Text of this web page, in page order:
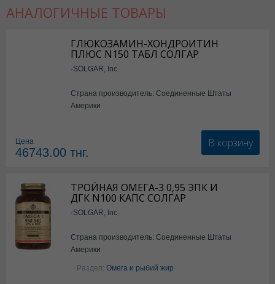
АНАЛОГИЧНЫЕ ТОВАРЫ
ГЛЮКОЗАМИН-ХОНДРОИТИН
ПЛЮС N150 ТАБЛ СОЛГАР
-SOLGAR, Inc.
Страна производитель: Соединенные Штаты
Америки
Цена
46743.00 тнг.
В корзину
ТРОЙНАЯ ОМЕГА-3 0,95 ЭПК И
ДГК N100 КАПС СОЛГАР
-SOLGAR, Inc.
Страна производитель: Соединенные Штаты
Америки
Раздел: Омега и рыбий жир